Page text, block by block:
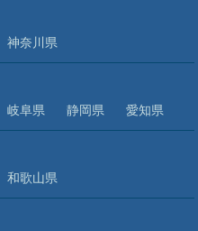
神奈川県
岐阜県 静岡県 愛知県
和歌山県